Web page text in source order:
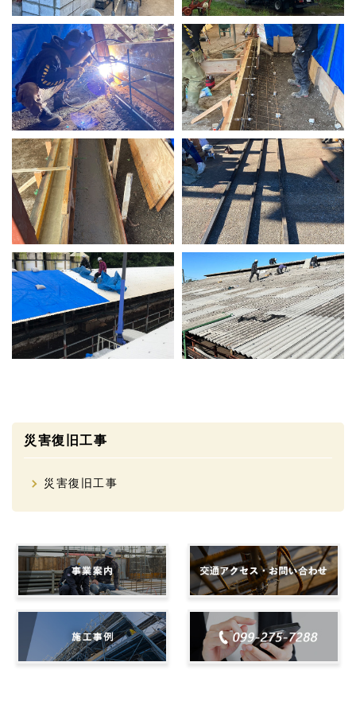
災害復旧工事
災害復旧工事